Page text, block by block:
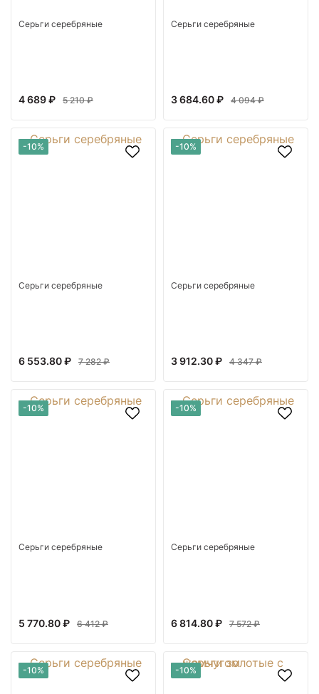
Серьги серебряные
4 689 ₽ 5 210 ₽
Серьги серебряные
3 684.60 ₽ 4 094 ₽
-10%
Серьги серебряные
6 553.80 ₽ 7 282 ₽
-10%
Серьги серебряные
3 912.30 ₽ 4 347 ₽
-10%
Серьги серебряные
5 770.80 ₽ 6 412 ₽
-10%
Серьги серебряные
6 814.80 ₽ 7 572 ₽
-10% -10%